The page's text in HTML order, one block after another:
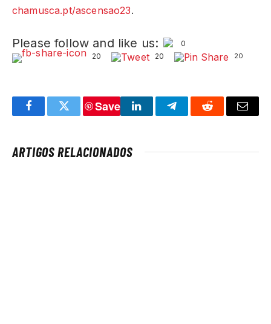
chamusca.pt/ascensao23.
Please follow and like us:
0
20
20 20
FacebookTwitter
Save
LinkedInTelegramReddit Email
ARTIGOS RELACIONADOS